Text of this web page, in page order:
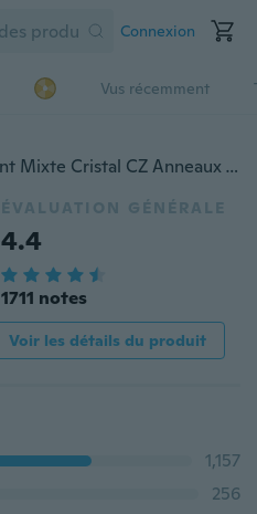
Connexion
Vus récemment
Gros Lots 925 Sterling Argent Mixte Cristal CZ Anneaux Taille 6-9 Bijoux De Mode Cadeaux
ÉVALUATION GÉNÉRALE
4.4
1711 notes
Voir les détails du produit
1,157
256